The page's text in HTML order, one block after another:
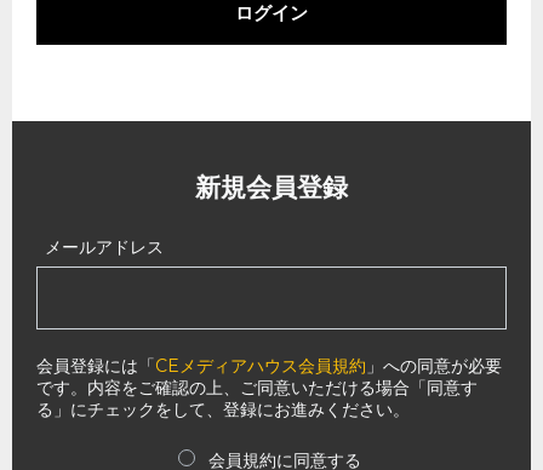
ログイン
新規会員登録
メールアドレス
会員登録には「CEメディアハウス会員規約 」への同意が必要
です。内容をご確認の上、ご同意いただける場合「同意す
る」にチェックをして、登録にお進みください。
会員規約に同意する